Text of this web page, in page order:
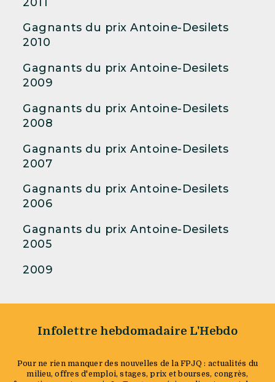
Gagnants du prix Antoine-Desilets
2010
Gagnants du prix Antoine-Desilets
2009
Gagnants du prix Antoine-Desilets
2008
Gagnants du prix Antoine-Desilets
2007
Gagnants du prix Antoine-Desilets
2006
Gagnants du prix Antoine-Desilets
2005
2009
Infolettre hebdomadaire L'Hebdo
Pour ne rien manquer des nouvelles de la FPJQ : actualités du
milieu, offres d'emploi, stages, prix et bourses, congrès,